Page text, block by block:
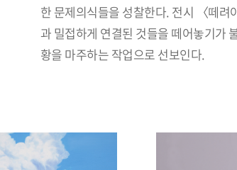
한 문제의식들을 성찰한다. 전시 〈떼려
과 밀접하게 연결된 것들을 떼어놓기가
황을 마주하는 작업으로 선보인다.